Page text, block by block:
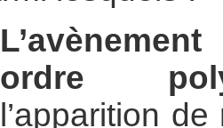
ordre
l’apparition